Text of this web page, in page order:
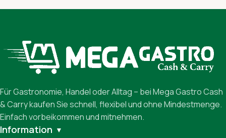
Für Gastronomie, Handel oder Alltag – bei Mega Gastro Cash
& Carry kaufen Sie schnell, flexibel und ohne Mindestmenge.
Einfach vorbeikommen und mitnehmen.
Information ▼